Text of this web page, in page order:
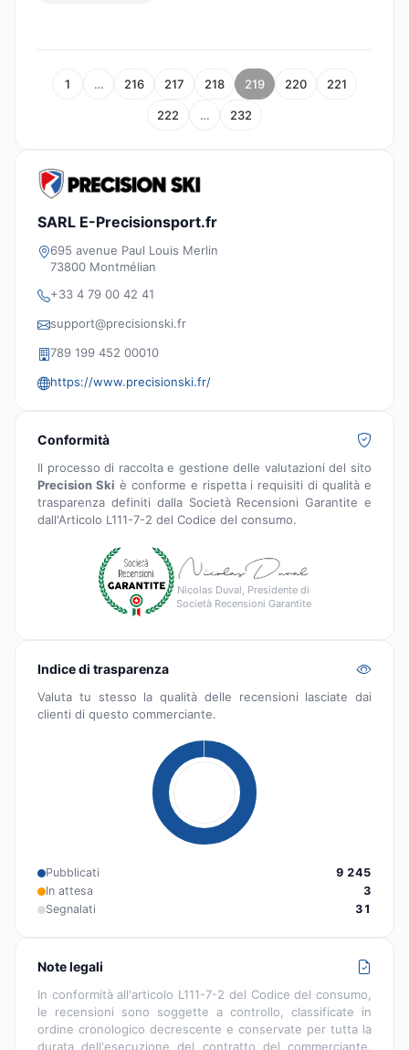
1 … 216 217 218 219 220 221
222 … 232
SARL E-Precisionsport.fr
695 avenue Paul Louis Merlin
73800 Montmélian
+33 4 79 00 42 41
support@precisionski.fr
789 199 452 00010
https://www.precisionski.fr/
Conformità
Il processo di raccolta e gestione delle valutazioni del sito
Precision Ski è conforme e rispetta i requisiti di qualità e
trasparenza definiti dalla Società Recensioni Garantite e
dall'Articolo L111-7-2 del Codice del consumo.
Nicolas Duval, Presidente di
Società Recensioni Garantite
Indice di trasparenza
Valuta tu stesso la qualità delle recensioni lasciate dai
clienti di questo commerciante.
Pubblicati
9 245
In attesa
3
Segnalati
31
Note legali
In conformità all'articolo L111-7-2 del Codice del consumo,
le recensioni sono soggette a controllo, classificate in
ordine cronologico decrescente e conservate per tutta la
durata dell'esecuzione del contratto del commerciante.